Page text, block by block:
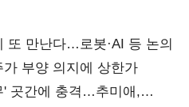
또 만난다…로봇·AI 등 논의
부양 의지에 상한가
곳간에 충격…추미애,